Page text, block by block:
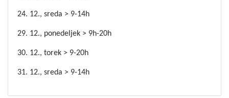
24. 12., sreda > 9-14h
29. 12., ponedeljek > 9h-20h
30. 12., torek > 9-20h
31. 12., sreda > 9-14h